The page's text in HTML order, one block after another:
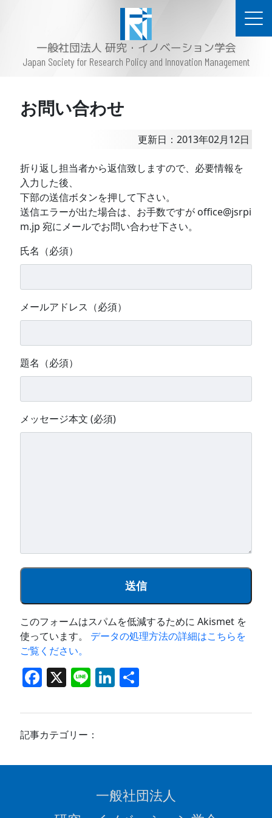
一般社団法人 研究・イノベーション学会
Japan Society for Research Policy and Innovation Management
お問い合わせ
更新日：2013年02月12日
折り返し担当者から返信致しますので、必要情報を
入力した後、
下部の送信ボタンを押して下さい。
送信エラーが出た場合は、お手数ですが office@jsrpi
m.jp 宛にメールでお問い合わせ下さい。
氏名（必須）
メールアドレス（必須）
題名（必須）
メッセージ本文 (必須)
このフォームはスパムを低減するために Akismet を
使っています。 データの処理方法の詳細はこちらを
ご覧ください。
F
c
e
X Li
e
Li
k
記事カテゴリー：
一般社団法人